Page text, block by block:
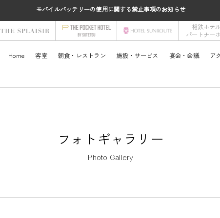
モバイルバッテリーの使用に関する禁止事項のお知らせ
相鉄ホテ
パートナー
Home 客室 朝食・レストラン 施設・サービス 宴会・会議 ア
フォトギャラリー
Photo Gallery